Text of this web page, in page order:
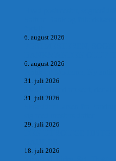
6. august 2026
6. august 2026
31. juli 2026
31. juli 2026
29. juli 2026
18. juli 2026